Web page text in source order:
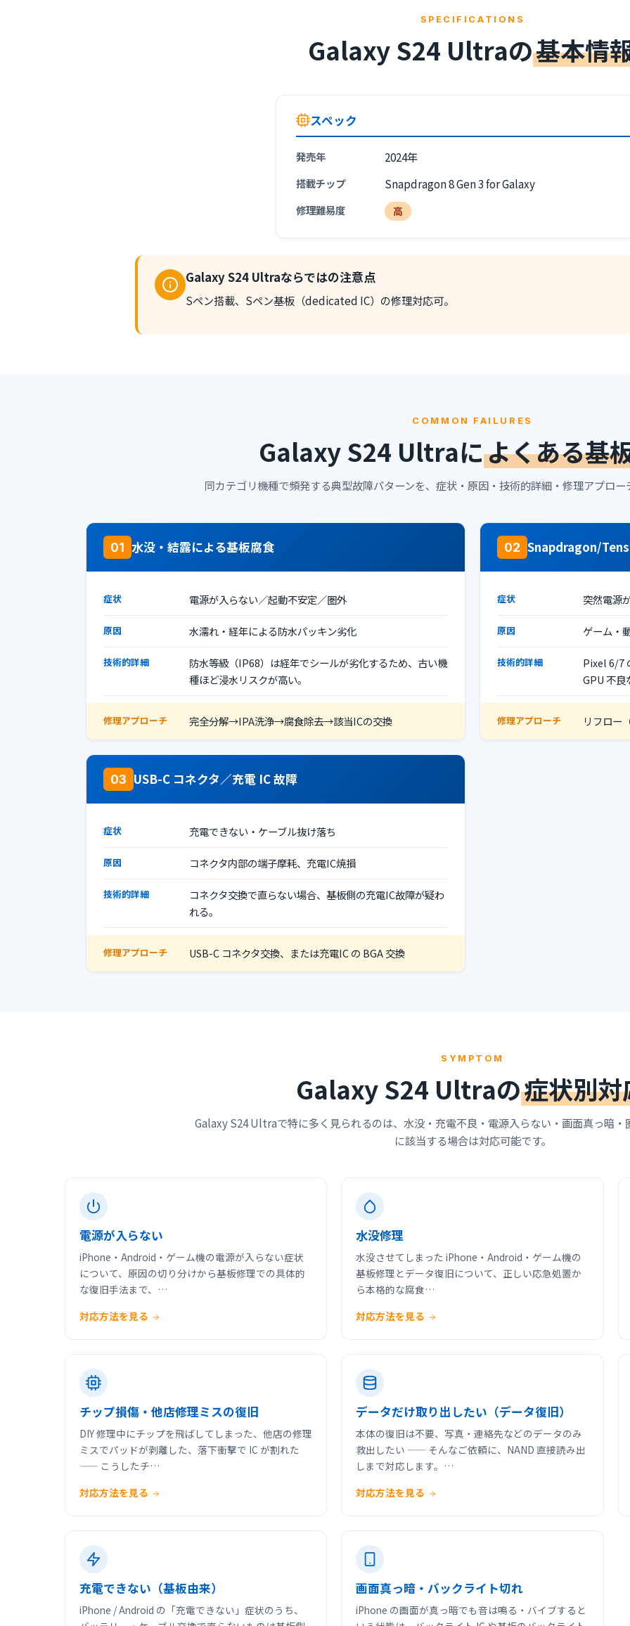
SPECIFICATIONS
Galaxy S24 Ultraの基本情
スペック
発売年 2024年
搭載チップ Snapdragon 8 Gen 3 for Galaxy
修理難易度 高
Galaxy S24 Ultraならではの注意点
Sペン搭載、Sペン基板（dedicated IC）の修理対応可。
COMMON FAILURES
Galaxy S24 Ultraによくある基
同カテゴリ機種で頻発する典型故障パターンを、症状・原因・技術的詳細・修理アプロ
01 水没・結露による基板腐食
症状 電源が入らない／起動不安定／圏外
原因 水濡れ・経年による防水パッキン劣化
技術的詳細
防水等級（IP68）は経年でシールが劣化するため、古い機
種ほど浸水リスクが高い。
修理アプローチ 完全分解→IPA洗浄→腐食除去→該当ICの交換
02 Snapdragon/
症状 突然電源
原因 ゲーム・
技術的詳細
Pixel 6/7
GPU 不良
修理アプローチ リフロー
03 USB-C コネクタ／充電 IC 故障
症状 充電できない・ケーブル抜け落ち
原因 コネクタ内部の端子摩耗、充電IC焼損
技術的詳細
コネクタ交換で直らない場合、基板側の充電IC故障が疑わ
れる。
修理アプローチ USB-C コネクタ交換、または充電IC の BGA 交換
SYMPTOM
Galaxy S24 Ultraの症状別対
Galaxy S24 Ultraで特に多く見られるのは、水没・充電不良・電源入らない・画面真っ暗・
に該当する場合は対応可能です。
電源が入らない
iPhone・Android・ゲーム機の電源が入らない症状
について、原因の切り分けから基板修理での具体的
な復旧手法まで、…
対応方法を見る
水没修理
水没させてしまった iPhone・Android・ゲーム機の
基板修理とデータ復旧について、正しい応急処置か
ら本格的な腐食…
対応方法を見る
チップ損傷・他店修理ミスの復旧
DIY 修理中にチップを飛ばしてしまった、他店の修理
ミスでパッドが剥離した、落下衝撃で IC が割れた
—— こうしたチ…
対応方法を見る
データだけ取り出したい（データ復旧）
本体の復旧は不要、写真・連絡先などのデータのみ
救出したい —— そんなご依頼に、NAND 直接読み出
しまで対応します。…
対応方法を見る
充電できない（基板由来）
iPhone / Android の「充電できない」症状のうち、
画面真っ暗・バックライト切れ
iPhone の画面が真っ暗でも音は鳴る・バイブすると